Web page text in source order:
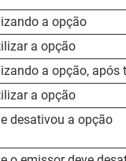
a opção
a opção
a opção, após
a opção
desativou a opção